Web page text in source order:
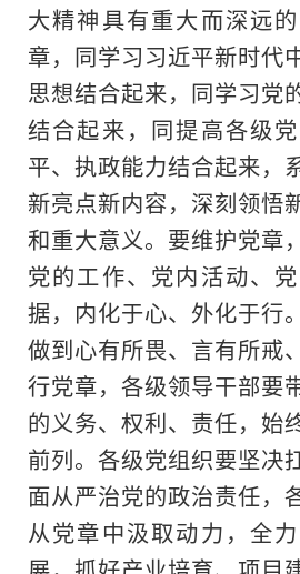
大精神具有重大而深远
章，同学习习近平新时代
思想结合起来，同学习党
结合起来，同提高各级
平、执政能力结合起来，
新亮点新内容，深刻领悟
和重大意义。要维护党章
党的工作、党内活动、
据，内化于心、外化于行
做到心有所畏、言有所戒
行党章，各级领导干部要
的义务、权利、责任，始
前列。各级党组织要坚决
面从严治党的政治责任，
从党章中汲取动力，全